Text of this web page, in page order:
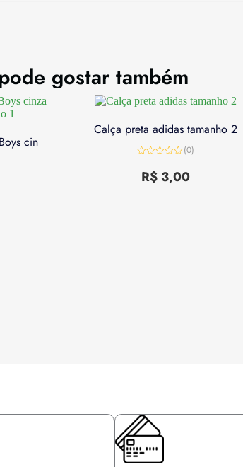
gostar também
cin
Calça preta adidas tamanho 2
de
(0)
R$3,00